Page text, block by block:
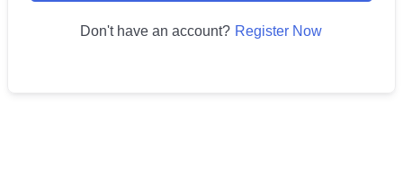
Don't have an account? Register Now